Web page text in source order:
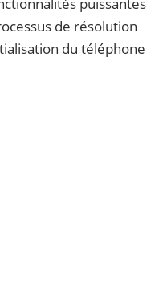
de résolution
du téléphone